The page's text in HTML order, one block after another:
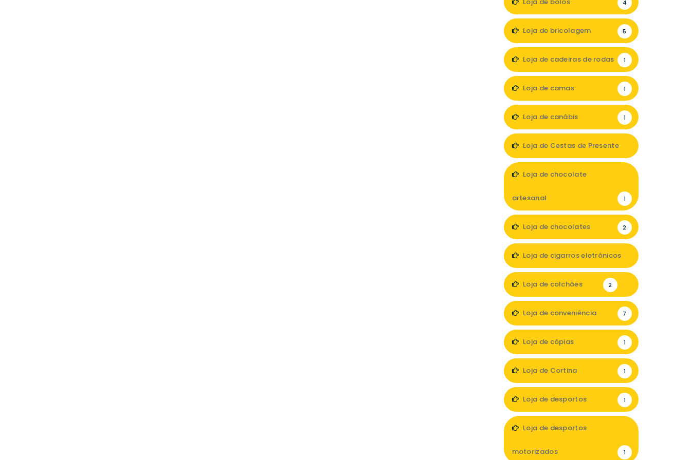
4
Loja de bricolagem 5
Loja de cadeiras de rodas 1
Loja de camas 1
Loja de canábis 1
Loja de Cestas de Presente
Loja de chocolate
artesanal 1
Loja de chocolates 2
Loja de cigarros eletrónicos
Loja de colchões 2
Loja de conveniência 7
Loja de cópias 1
Loja de Cortina 1
Loja de desportos 1
Loja de desportos
motorizados 1